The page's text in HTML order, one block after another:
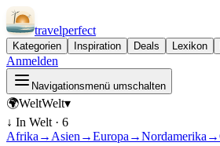
travelperfect
Kategorien Inspiration Deals Lexikon
Anmelden
Navigationsmenü umschalten
🌍WeltWelt▾
↓ In Welt · 6
Afrika → Asien →Europa →Nordamerika →